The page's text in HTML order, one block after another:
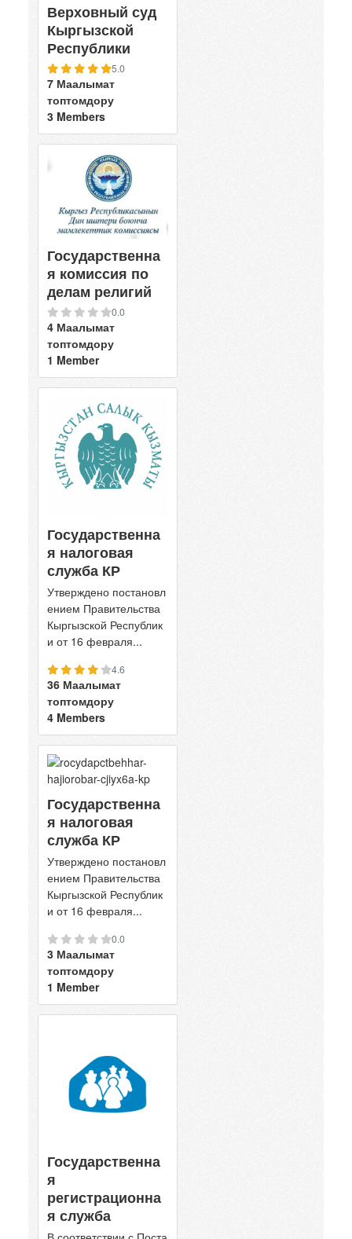
Верховный суд
Кыргызской
Республики
5.0
7 Маалымат
топтомдору
3 Members
Государственна
я комиссия по
делам религий
0.0
4 Маалымат
топтомдору
1 Member
Государственна
я налоговая
служба КР
Утверждено постановл
ением Правительства
Кыргызской Республик
и от 16 февраля...
4.6
36 Маалымат
топтомдору
4 Members
Государственна
я налоговая
служба КР
Утверждено постановл
ением Правительства
Кыргызской Республик
и от 16 февраля...
0.0
3 Маалымат
топтомдору
1 Member
Государственна
я
регистрационна
я служба